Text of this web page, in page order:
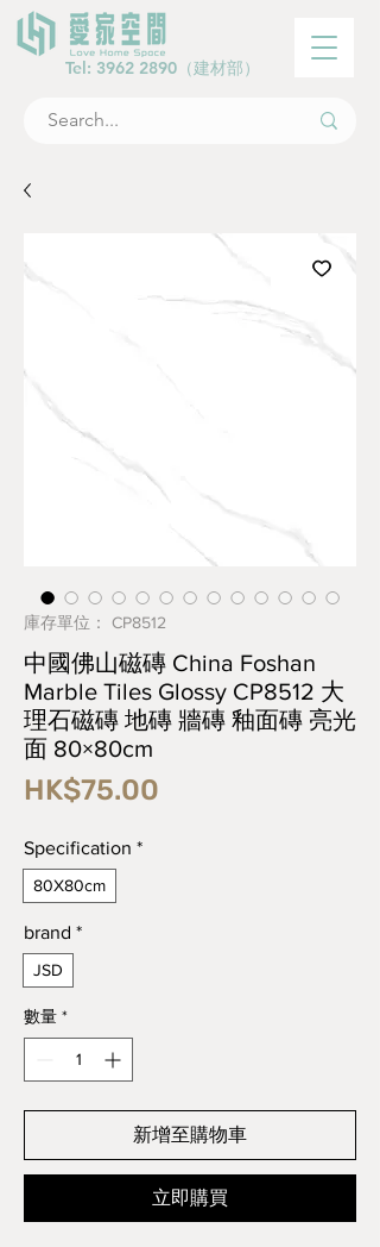
Tel: 3962 2890 （建材部）
庫存單位： CP8512
中國佛山磁磚 China Foshan
Marble Tiles Glossy CP8512 大
理石磁磚 地磚 牆磚 釉面磚 亮光
面 80×80cm
HK$75.00
Specification *
80X80cm
brand *
JSD
數量 *
新增至購物車
立即購買